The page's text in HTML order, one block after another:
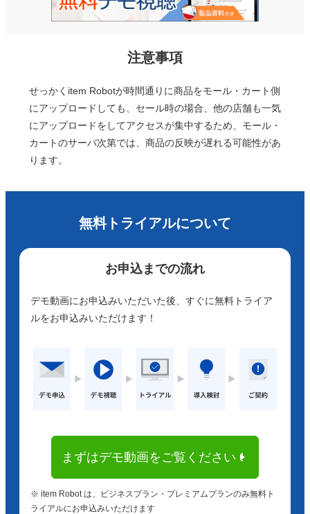
注意事項
せっかくitem Robotが時間通りに商品をモール・カート側
にアップロードしても、セール時の場合、他の店舗も一気
にアップロードをしてアクセスが集中するため、モール・
カートのサーバ次第では、商品の反映が遅れる可能性があ
ります。
無料トライアルについて
お申込までの流れ
デモ動画にお申込みいただいた後、すぐに無料トライア
ルをお申込みいただけます！
まずはデモ動画をご覧ください！
※ item Robot は、ビジネスプラン・プレミアムプランのみ無料ト
ライアルにお申込みいただけます